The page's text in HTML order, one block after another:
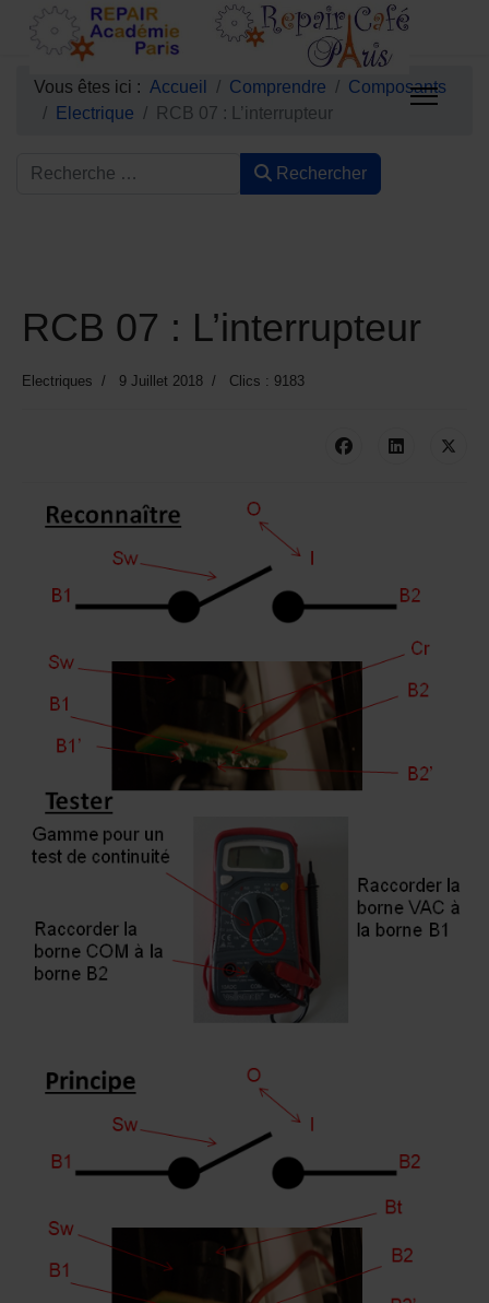
Vous êtes ici : Accueil Comprendre
Composants
Electrique
RCB 07 : L’interrupteur
Rechercher
RCB 07 : L’interrupteur
Electriques 9 Juillet 2018 Clics : 9183